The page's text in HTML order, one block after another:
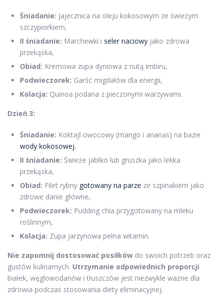
Śniadanie: Jajecznica na oleju kokosowym ze świeżym
szczypiorkiem,
II śniadanie: Marchewki i seler naciowy jako zdrowa
przekąska,
Obiad: Kremowa zupa dyniowa z nutą imbiru,
Podwieczorek: Garść migdałów dla energii,
Kolacja: Quinoa podana z pieczonymi warzywami.
Dzień 3:
Śniadanie: Koktajl owocowy (mango i ananas) na bazie
wody kokosowej,
II śniadanie: Świeże jabłko lub gruszka jako lekka
przekąska,
Obiad: Filet rybny gotowany na parze ze szpinakiem jako
zdrowe danie główne,
Podwieczorek: Pudding chia przygotowany na mleku
roślinnym,
Kolacja: Zupa jarzynowa pełna witamin.
Nie zapomnij dostosować posiłków do swoich potrzeb oraz
gustów kulinarnych. Utrzymanie odpowiednich proporcji
białek, węglowodanów i tłuszczów jest niezwykle ważne dla
zdrowia podczas stosowania diety eliminacyjnej.